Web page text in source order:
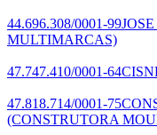
44.696.308/0001-99
MULTIMARCAS)
47.747.410/0001-64
47.818.714/0001-75
(CONSTRUTORA